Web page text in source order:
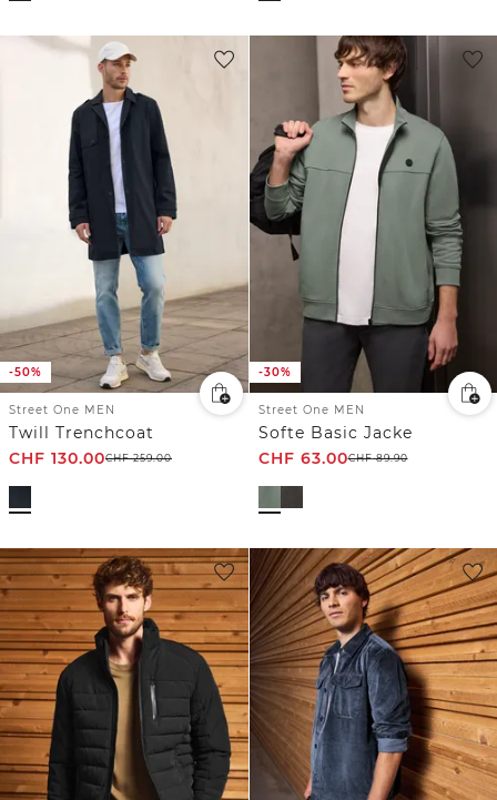
-50%
Street One MEN
Twill Trenchcoat
CHF 130.00CHF259.00
-30%
Street One MEN
Softe Basic Jacke
CHF 63.00CHF89.90